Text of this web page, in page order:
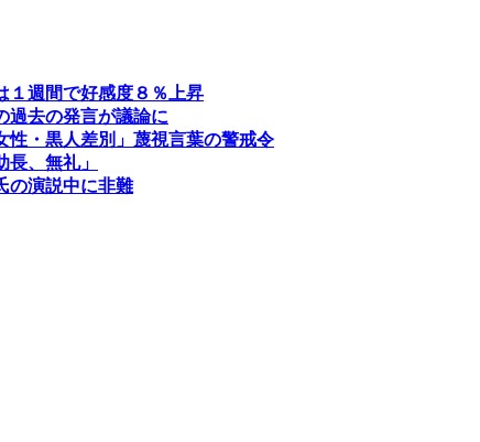
１週間で好感度８％上昇
過去の発言が議論に
性・黒人差別」蔑視言葉の警戒令
、無礼」
の演説中に非難